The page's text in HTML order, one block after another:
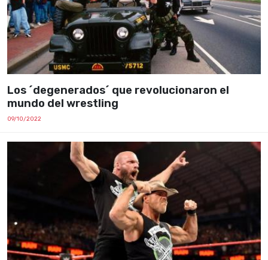
Los ´degenerados´ que revolucionaron el
mundo del wrestling
09/10/2022